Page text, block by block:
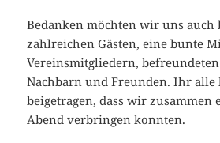
Bedanken möchten wir uns auch
zahlreichen Gästen, eine bunte
Vereinsmitgliedern,
Nachbarn und Freunden. Ihr alle
beigetragen, dass wir zusammen
Abend verbringen konnten.